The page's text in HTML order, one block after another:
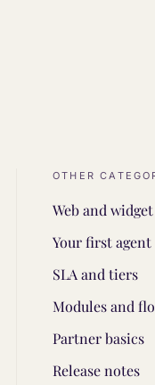
OTHER
Web and widget
Your first agent
SLA and tiers
Modules and
Partner basics
Release notes